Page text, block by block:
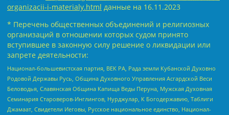
organizacii-i-materialy.html данные на 16.11.2023
* Перечень общественных объединений и религиозных
организаций в отношении которых судом принято
вступившее в законную силу решение о ликвидации или
запрете деятельности:
Национал-большевистская партия, ВЕК РА, Рада земли Кубанской Духовно
Родовой Державы Русь, Община Духовного Управления Асгардской Веси
Беловодья, Славянская Община Капища Веды Перуна, Мужская Духовная
Семинария Староверов-Инглингов, Нурджулар, К Богодержавию, Таблиги
Джамаат, Свидетели Иеговы, Русское национальное единство, Национал-